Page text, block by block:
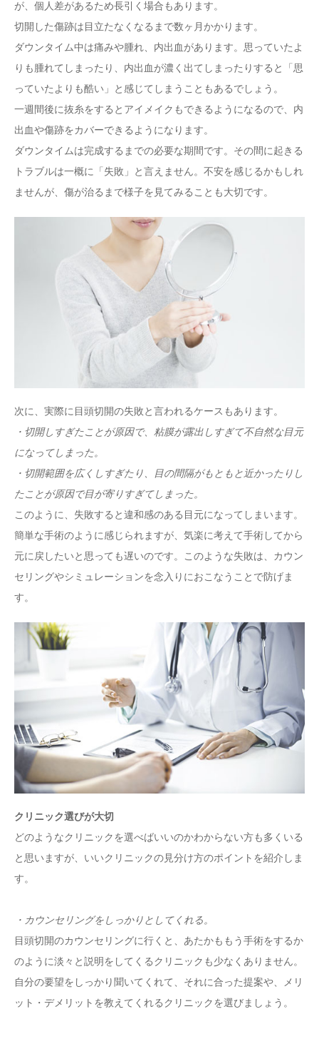
が、個人差があるため長引く場合もあります。
切開した傷跡は目立たなくなるまで数ヶ月かかります。
ダウンタイム中は痛みや腫れ、内出血があります。思っていたよ
りも腫れてしまったり、内出血が濃く出てしまったりすると「思
っていたよりも酷い」と感じてしまうこともあるでしょう。
一週間後に抜糸をするとアイメイクもできるようになるので、内
出血や傷跡をカバーできるようになります。
ダウンタイムは完成するまでの必要な期間です。その間に起きる
トラブルは一概に「失敗」と言えません。不安を感じるかもしれ
ませんが、傷が治るまで様子を見てみることも大切です。
次に、実際に目頭切開の失敗と言われるケースもあります。
・切開しすぎたことが原因で、粘膜が露出しすぎて不自然な目元
になってしまった。
・切開範囲を広くしすぎたり、目の間隔がもともと近かったりし
たことが原因で目が寄りすぎてしまった。
このように、失敗すると違和感のある目元になってしまいます。
簡単な手術のように感じられますが、気楽に考えて手術してから
元に戻したいと思っても遅いのです。このような失敗は、カウン
セリングやシミュレーションを念入りにおこなうことで防げま
す。
クリニック選びが大切
どのようなクリニックを選べばいいのかわからない方も多くいる
と思いますが、いいクリニックの見分け方のポイントを紹介しま
す。
・カウンセリングをしっかりとしてくれる。
目頭切開のカウンセリングに行くと、あたかももう手術をするか
のように淡々と説明をしてくるクリニックも少なくありません。
自分の要望をしっかり聞いてくれて、それに合った提案や、メリ
ット・デメリットを教えてくれるクリニックを選びましょう。